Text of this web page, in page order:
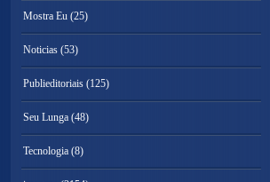
Mostra Eu (25)
Noticias (53)
Publieditoriais (125)
Seu Lunga (48)
Tecnologia (8)